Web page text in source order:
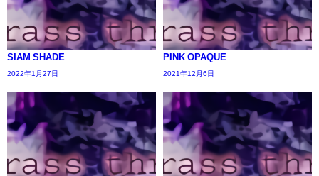
SIAM SHADE
2022年1月27日
PINK OPAQUE
2021年12月6日